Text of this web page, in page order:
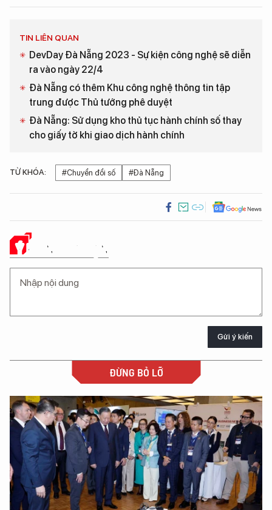
TIN LIÊN QUAN
DevDay Đà Nẵng 2023 - Sự kiện công nghệ sẽ diễn
ra vào ngày 22/4
Đà Nẵng có thêm Khu công nghệ thông tin tập
trung được Thủ tướng phê duyệt
Đà Nẵng: Sử dụng kho thủ tục hành chính số thay
cho giấy tờ khi giao dịch hành chính
TỪ KHÓA: #Chuyển đổi số #Đà Nẵng
Ý KIẾN CỦA BẠN
Gửi ý kiến
ĐỪNG BỎ LỠ